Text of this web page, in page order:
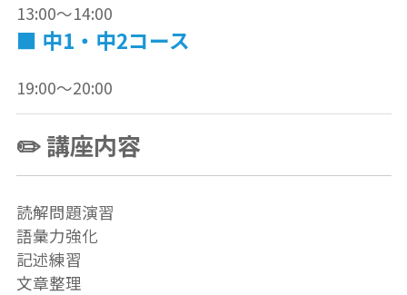
13:00〜14:00
■ 中1・中2コース
19:00〜20:00
✏️ 講座内容
読解問題演習
語彙力強化
記述練習
文章整理